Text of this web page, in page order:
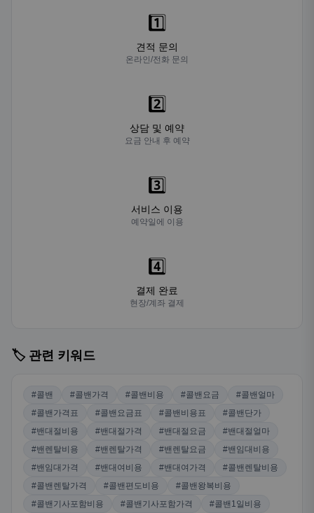
1️⃣
견적 문의
온라인/전화 문의
2️⃣
상담 및 예약
요금 안내 후 예약
3️⃣
서비스 이용
예약일에 이용
4️⃣
결제 완료
현장/계좌 결제
🏷️ 관련 키워드
#콜밴 #콜밴가격 #콜밴비용 #콜밴요금
#콜밴얼마
#콜밴가격표
#콜밴요금표 #콜밴비용표
#콜밴단가
#밴대절비용
#밴대절가격 #밴대절요금
#밴대절얼마
#밴렌탈비용
#밴렌탈가격 #밴렌탈요금
#밴임대비용
#밴임대가격
#밴대여비용 #밴대여가격
#콜밴렌탈비용
#콜밴렌탈가격
#콜밴편도비용
#콜밴왕복비용
#콜밴기사포함비용
#콜밴기사포함가격
#콜밴1일비용